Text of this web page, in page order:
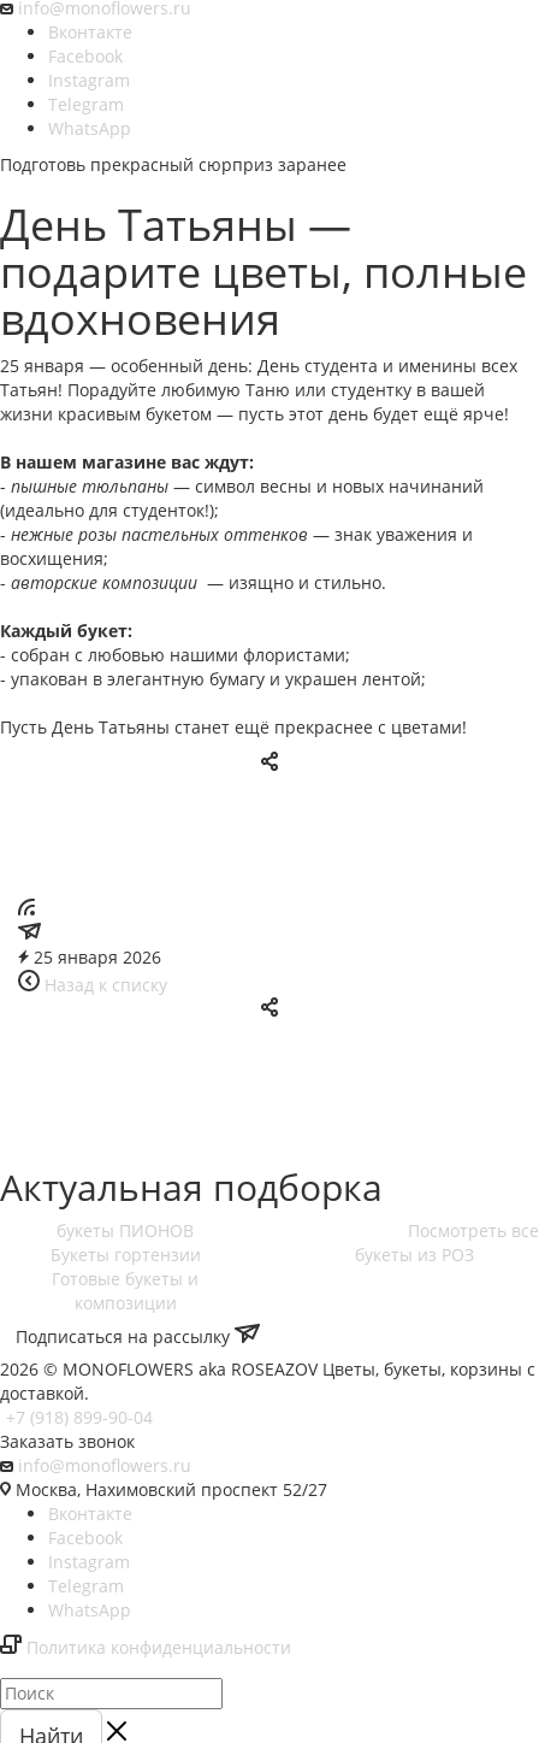
info@monoflowers.ru
Вконтакте
Facebook
Instagram
Telegram
WhatsApp
Подготовь прекрасный сюрприз заранее
День Татьяны —
подарите цветы, полные
вдохновения
25 января — особенный день: День студента и именины всех
Татьян! Порадуйте любимую Таню или студентку в вашей
жизни красивым букетом — пусть этот день будет ещё ярче!
В нашем магазине вас ждут:
- пышные тюльпаны — символ весны и новых начинаний
(идеально для студенток!);
- нежные розы пастельных оттенков — знак уважения и
восхищения;
- авторские композиции — изящно и стильно.
Каждый букет:
- собран с любовью нашими флористами;
- упакован в элегантную бумагу и украшен лентой;
Пусть День Татьяны станет ещё прекраснее с цветами!
25 января 2026
Назад к списку
Актуальная подборка
Посмотреть все
букеты ПИОНОВ
Букеты гортензии
букеты из РОЗ
Готовые букеты и
композиции
Подписаться на рассылку
2026 © MONOFLOWERS aka ROSEAZOV Цветы, букеты, корзины с
доставкой.
+7 (918) 899-90-04
Заказать звонок
info@monoflowers.ru
Москва, Нахимовский проспект 52/27
Вконтакте
Facebook
Instagram
Telegram
WhatsApp
Политика конфиденциальности
Найти